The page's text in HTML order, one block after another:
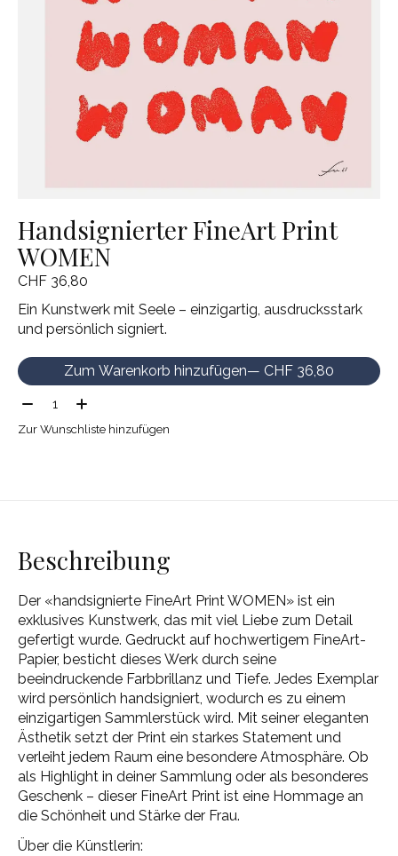
Handsignierter FineArt Print
WOMEN
CHF 36,80
Ein Kunstwerk mit Seele – einzigartig, ausdrucksstark
und persönlich signiert.
Zum Warenkorb hinzufügen
— CHF 36,80
Menge:
Zur Wunschliste hinzufügen
Beschreibung
Der «handsignierte FineArt Print WOMEN» ist ein
exklusives Kunstwerk, das mit viel Liebe zum Detail
gefertigt wurde. Gedruckt auf hochwertigem FineArt-
Papier, besticht dieses Werk durch seine
beeindruckende Farbbrillanz und Tiefe. Jedes Exemplar
wird persönlich handsigniert, wodurch es zu einem
einzigartigen Sammlerstück wird. Mit seiner eleganten
Ästhetik setzt der Print ein starkes Statement und
verleiht jedem Raum eine besondere Atmosphäre. Ob
als Highlight in deiner Sammlung oder als besonderes
Geschenk – dieser FineArt Print ist eine Hommage an
die Schönheit und Stärke der Frau.
Über die Künstlerin: